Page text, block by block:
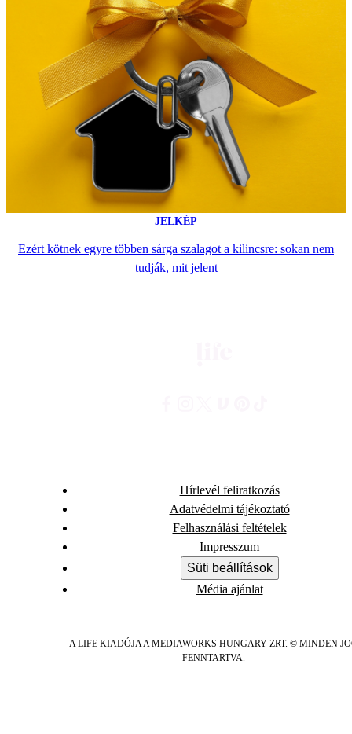
JELKÉP
Ezért kötnek egyre többen sárga szalagot a kilincsre: sokan nem
tudják, mit jelent
Hírlevél feliratkozás
Adatvédelmi tájékoztató
Felhasználási feltételek
Impresszum
Süti beállítások
Média ajánlat
A LIFE KIADÓJA A MEDIAWORKS HUNGARY ZRT. © MINDEN
FENNTARTVA.